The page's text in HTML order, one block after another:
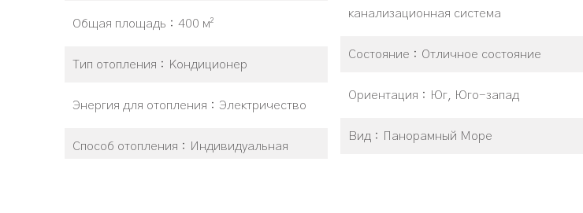
Общая площадь 400 м²
Тип отопления Кондиционер
Энергия для отопления Электричество
Способ отопления Индивидуальная
канализационная система
Состояние Отличное состояние
Ориентация Юг, Юго-запад
Вид Панорамный Море